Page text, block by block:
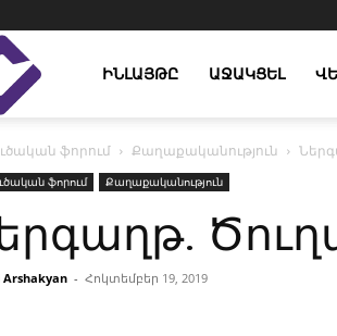
Enlight
Studies
ԻՆԼԱՅԹԸ ԱՋԱԿՑԵԼ
ֆորում Քաղաքականություն
ֆորում Քաղաքականություն
Arshakyan - Հոկտեմբեր 19, 2019